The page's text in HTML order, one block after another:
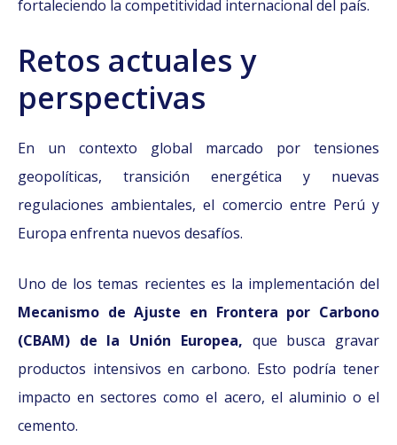
fortaleciendo la competitividad internacional del país.
Retos actuales y
perspectivas
En un contexto global marcado por tensiones
geopolíticas, transición energética y nuevas
regulaciones ambientales, el comercio entre Perú y
Europa enfrenta nuevos desafíos.
Uno de los temas recientes es la implementación del
Mecanismo de Ajuste en Frontera por Carbono
(CBAM) de la Unión Europea, que busca gravar
productos intensivos en carbono. Esto podría tener
impacto en sectores como el acero, el aluminio o el
cemento.